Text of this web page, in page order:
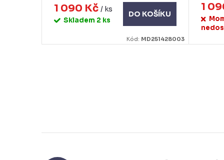
1 090 Kč / ks
Skladem 2 ks
DO KOŠÍKU
Kód: MD251428003
1
d